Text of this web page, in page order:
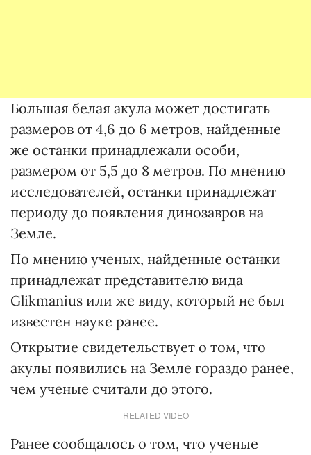
Большая белая акула может достигать
размеров от 4,6 до 6 метров, найденные
же останки принадлежали особи,
размером от 5,5 до 8 метров. По мнению
исследователей, останки принадлежат
периоду до появления динозавров на
Земле.
По мнению ученых, найденные останки
принадлежат представителю вида
Glikmanius или же виду, который не был
известен науке ранее.
Открытие свидетельствует о том, что
акулы появились на Земле гораздо ранее,
чем ученые считали до этого.
RELATED VIDEO
Ранее сообщалось о том, что ученые